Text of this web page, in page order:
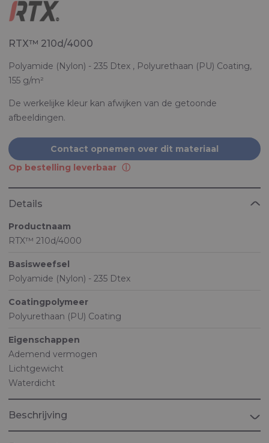
RTX™ 210d/4000
Polyamide (Nylon) - 235 Dtex , Polyurethaan (PU) Coating,
155 g/m²
De werkelijke kleur kan afwijken van de getoonde
afbeeldingen.
Contact opnemen over dit materiaal
Op bestelling leverbaar
Details
Productnaam
RTX™ 210d/4000
Basisweefsel
Polyamide (Nylon) - 235 Dtex
Coatingpolymeer
Polyurethaan (PU) Coating
Eigenschappen
Ademend vermogen
Lichtgewicht
Waterdicht
Beschrijving